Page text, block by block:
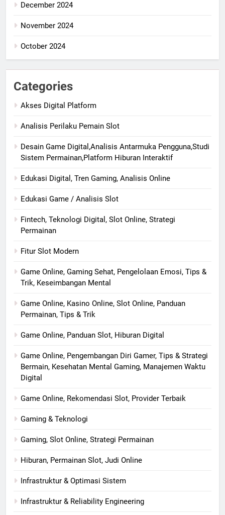
December 2024
November 2024
October 2024
Categories
Akses Digital Platform
Analisis Perilaku Pemain Slot
Desain Game Digital,Analisis Antarmuka Pengguna,Studi
Sistem Permainan,Platform Hiburan Interaktif
Edukasi Digital, Tren Gaming, Analisis Online
Edukasi Game / Analisis Slot
Fintech, Teknologi Digital, Slot Online, Strategi
Permainan
Fitur Slot Modern
Game Online, Gaming Sehat, Pengelolaan Emosi, Tips &
Trik, Keseimbangan Mental
Game Online, Kasino Online, Slot Online, Panduan
Permainan, Tips & Trik
Game Online, Panduan Slot, Hiburan Digital
Game Online, Pengembangan Diri Gamer, Tips & Strategi
Bermain, Kesehatan Mental Gaming, Manajemen Waktu
Digital
Game Online, Rekomendasi Slot, Provider Terbaik
Gaming & Teknologi
Gaming, Slot Online, Strategi Permainan
Hiburan, Permainan Slot, Judi Online
Infrastruktur & Optimasi Sistem
Infrastruktur & Reliability Engineering